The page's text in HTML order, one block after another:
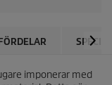
imponerar med